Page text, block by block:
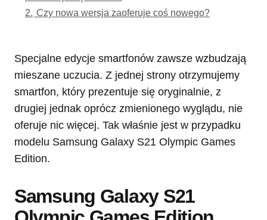
2. Czy nowa wersja zaoferuje coś nowego?
Specjalne edycje smartfonów zawsze wzbudzają
mieszane uczucia. Z jednej strony otrzymujemy
smartfon, który prezentuje się oryginalnie, z
drugiej jednak oprócz zmienionego wyglądu, nie
oferuje nic więcej. Tak właśnie jest w przypadku
modelu Samsung Galaxy S21 Olympic Games
Edition.
Samsung Galaxy S21